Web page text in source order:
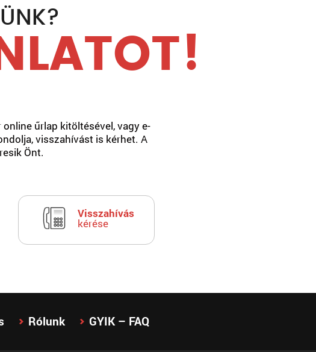
űrlap kitöltésével, vagy e-
visszahívást is kérhet. A
Önt.
Visszahívás
kérése
Rólunk GYIK – FAQ